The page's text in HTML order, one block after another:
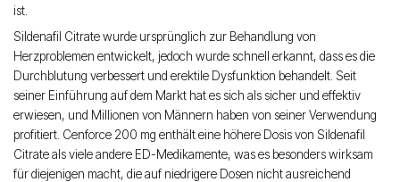
ist.
Sildenafil Citrate wurde ursprünglich zur Behandlung von
Herzproblemen entwickelt, jedoch wurde schnell erkannt, dass es die
Durchblutung verbessert und erektile Dysfunktion behandelt. Seit
seiner Einführung auf dem Markt hat es sich als sicher und effektiv
erwiesen, und Millionen von Männern haben von seiner Verwendung
profitiert. Cenforce 200 mg enthält eine höhere Dosis von Sildenafil
Citrate als viele andere ED-Medikamente, was es besonders wirksam
für diejenigen macht, die auf niedrigere Dosen nicht ausreichend